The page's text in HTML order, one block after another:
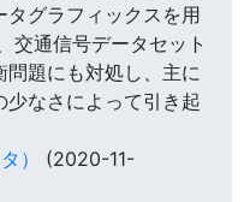
グラフィックスを用
交通信号データセット
題にも対処し、主に
なさによって引き起
）
(2020-11-